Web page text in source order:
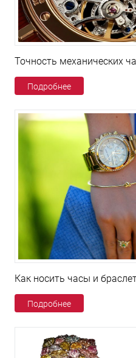
Точность механических
Подробнее
Как носить часы и
Подробнее